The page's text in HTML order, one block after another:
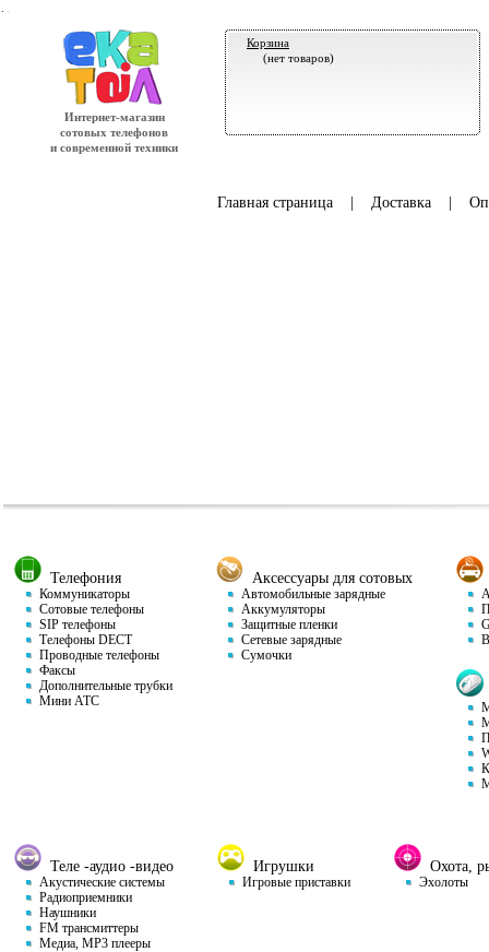
Интернет-магазин
сотовых телефонов
и современной техники
Корзина
(нет товаров)
Главная страница| Доставка|
Телефония
Коммуникаторы
Сотовые телефоны
SIP телефоны
Телефоны DECT
Проводные телефоны
Факсы
Дополнительные трубки
Мини АТС
Аксессуары для сотовых
Автомобильные зарядные
Аккумуляторы
Защитные пленки
Сетевые зарядные
Сумочки
Теле -аудио -видео
Акустические системы
Радиоприемники
Наушники
FM трансмиттеры
Медиа, MP3 плееры
Игрушки
Игровые приставки
Охота,
Эхолоты